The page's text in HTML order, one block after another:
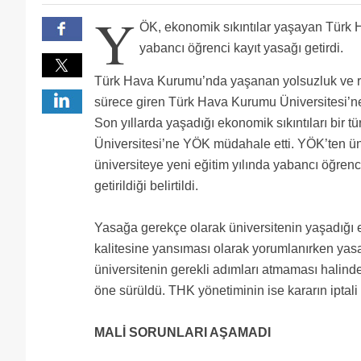
Çoktan açıklanması gereken 2016-2017
Yaz okulu kredi başı 400 tl
Ya paşamın yanında gölge gibi dolanan Danny
işini hakkıyla yapan insanlara vermezseniz para
ödeyeceksiniz o öğrencilerin durumu ne olacak
verip okuyanlar
Çocuğumu binbir zahmetler çekerek okulun adına
cevap veren yok yetkililerden bir açıklama lütfenn
Bu kadar söylenti ve gerçekler varken üniversite
18 ay sürecek eğitim 2.5 seneye
ve kurumdan kaynaklı gecikmelerden ötürü
mekteyim.basiretsiz yönetimlerin cezasını hem
ile karşı karşıyayız.okulun başına bişi gelirse
herhalde düşünen çıkacaktır. yetkililerden
Tercih yapacak arkadaslardan buralara bigun
azindan!!!!durum o kadar vahimdir!!!!
Y ÖK, ekonomik sıkıntılar yaşayan
yabancı öğrenci kayıt yasağı getirdi.
Türk Hava Kurumu’nda yaşanan yolsuzluk ve
sürece giren Türk Hava Kurumu
Son yıllarda yaşadığı ekonomik sıkıntıları bir
Üniversitesi’ne YÖK müdahale etti. YÖK’ten
üniversiteye yeni eğitim yılında yabancı
getirildiği belirtildi.
Yasağa gerekçe olarak üniversitenin yaşadığı
kalitesine yansıması olarak yorumlanırken
üniversitenin gerekli adımları atmaması
öne sürüldü. THK yönetiminin ise kararın iptali
MALİ SORUNLARI AŞAMADI